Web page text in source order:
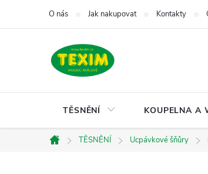
O nás Jak nakupovat Kontakty
TĚSNĚNÍ KOUPELNA A
Domů
TĚSNĚNÍ Ucpávkové šňůry